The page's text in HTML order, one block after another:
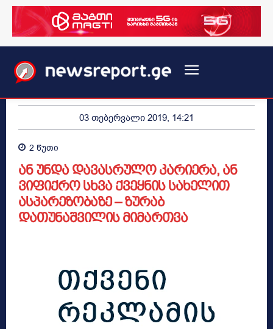
03 თებერვალი 2019, 14:21
2 წუთი
ან უნდა დავასრულო კარიერა, ან
ვიფიქრო სხვა ქვეყნის სახელით
ასპარეზობაზე – ზურაბ
დათუნაშვილის მიმართვა